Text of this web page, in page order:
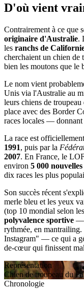
D'où vient
Contrairement à ce que
originaire d'Australie.
les ranchs de
cherchaient un chien de
bien les moutons que le
Le nom vient
Unis via l'Australie au
leurs chiens de
place avec des Border
races locales — donnant
La race est
1991, puis par la
2007. En France, le
environ 5 000
dix races les plus
Son succès récent
merle bleu et les yeux
(top 10 mondial selon
polyvalence sportive —
rythmée, en
Instagram" — ce qui a
de-cœur qui finissent
Représentation
Chien de troupeau du
Chronologie